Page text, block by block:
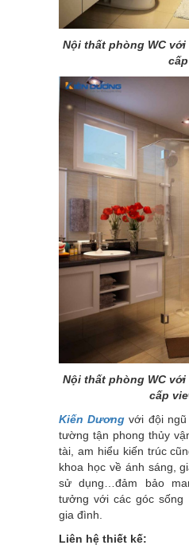
Nội thất phòng WC
cấp
Nội thất phòng WC
cấp
Kiến Dương với đội
tường tận phong thủy
tài, am hiểu kiến trúc
khoa học về ánh sáng,
sử dụng…đảm bảo
tưởng với các góc sống
gia đình.
Liên hệ thiết kế: